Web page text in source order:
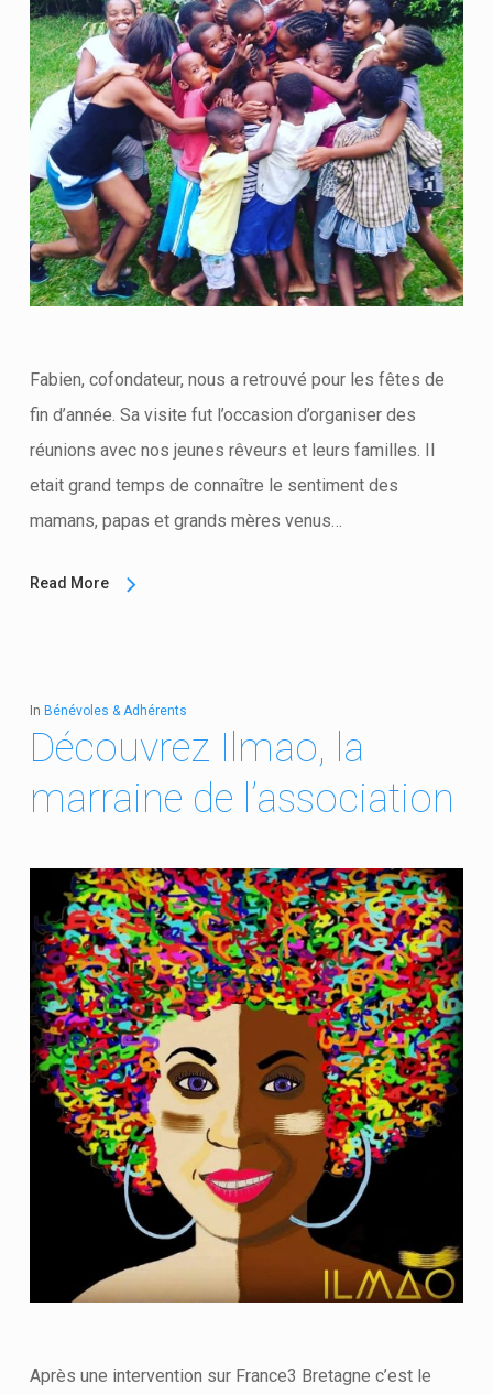
Fabien, cofondateur, nous a retrouvé pour les fêtes de
fin d’année. Sa visite fut l’occasion d’organiser des
réunions avec nos jeunes rêveurs et leurs familles. Il
etait grand temps de connaître le sentiment des
mamans, papas et grands mères venus…
Read More
In Bénévoles & Adhérents
Découvrez Ilmao, la
marraine de l’association
Après une intervention sur France3 Bretagne c’est le